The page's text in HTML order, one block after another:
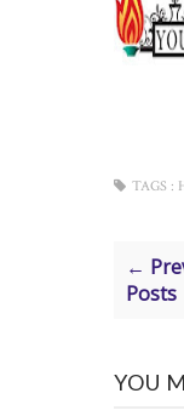
TAGS :
←
Posts
YOU